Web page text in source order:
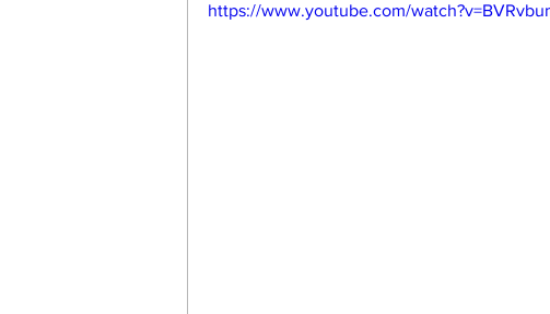
https://www.youtube.com/